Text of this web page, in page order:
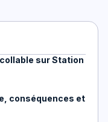
sur Station
conséquences et